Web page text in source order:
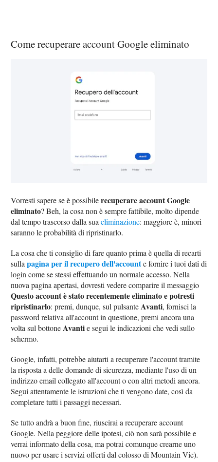
Come recuperare account Google eliminato
Vorresti sapere se è possibilerecuperare account Google
eliminato? Beh, la cosa non è sempre fattibile, molto dipende
dal tempo trascorso dalla suaeliminazione: maggiore è, minori
saranno le probabilità di ripristinarlo.
La cosa che ti consiglio di fare quanto prima è quella di recarti
sullapagina per il recupero dell'accounte fornire i tuoi dati di
login come se stessi effettuando un normale accesso. Nella
nuova pagina apertasi, dovresti vedere comparire il messaggio
Questo account è stato recentemente eliminato e potresti
ripristinarlo: premi, dunque, sul pulsante Avanti, fornisci la
password relativa all'account in questione, premi ancora una
volta sul bottone Avantie segui le indicazioni che vedi sullo
schermo.
Google, infatti, potrebbe aiutarti a recuperare l'account tramite
la risposta a delle domande di sicurezza, mediante l'uso di un
indirizzo email collegato all'account o con altri metodi ancora.
Segui attentamente le istruzioni che ti vengono date, così da
completare tutti i passaggi necessari.
Se tutto andrà a buon fine, riuscirai a recuperare account
Google. Nella peggiore delle ipotesi, ciò non sarà possibile e
verrai informato della cosa, ma potrai comunque crearne uno
nuovo per usare i servizi offerti dal colosso di Mountain Vie).